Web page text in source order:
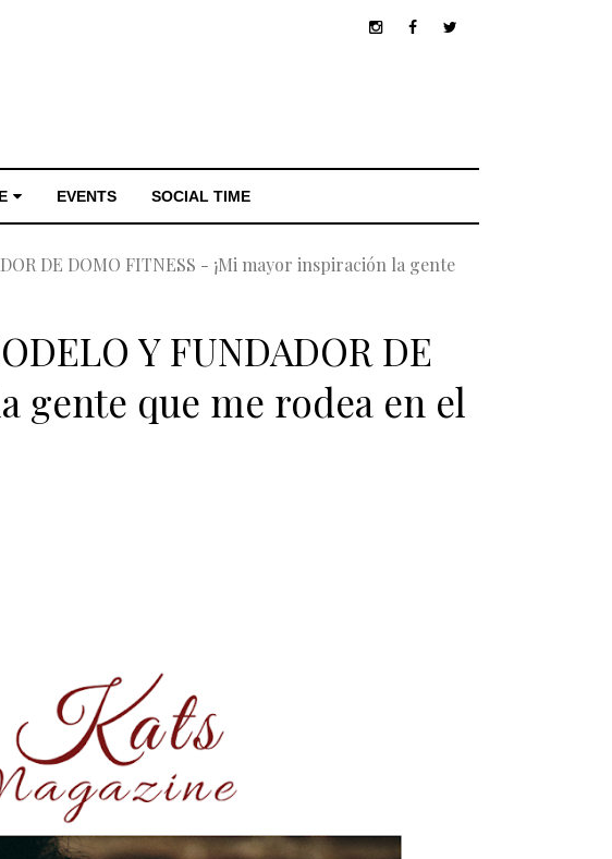
EVENTS SOCIAL TIME
DE DOMO FITNESS - ¡Mi mayor inspiración la gente
Y FUNDADOR DE
gente que me rodea en el